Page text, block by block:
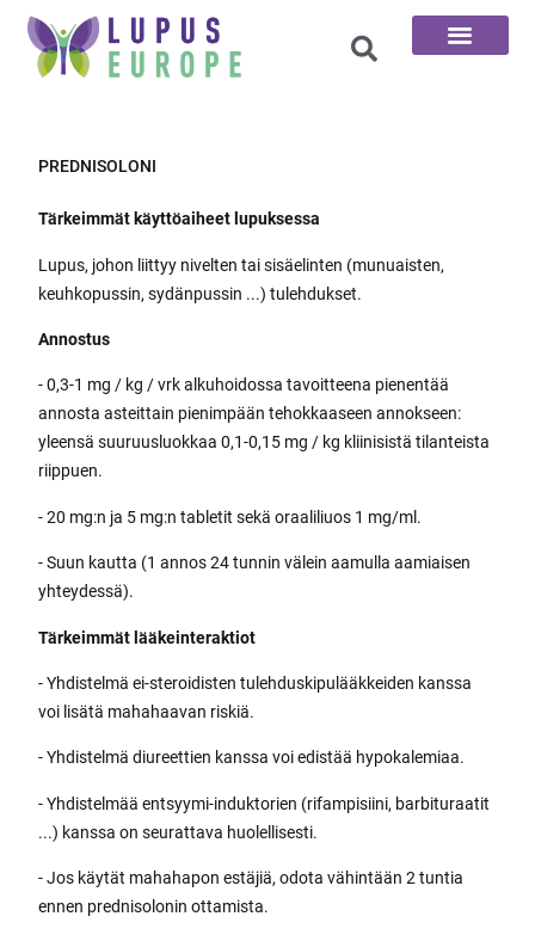
PREDNISOLONI
Tärkeimmät käyttöaiheet lupuksessa
Lupus, johon liittyy nivelten tai sisäelinten (munuaisten,
keuhkopussin, sydänpussin ...) tulehdukset.
Annostus
- 0,3-1 mg / kg / vrk alkuhoidossa tavoitteena pienentää
annosta asteittain pienimpään tehokkaaseen annokseen:
yleensä suuruusluokkaa 0,1-0,15 mg / kg kliinisistä tilanteista
riippuen.
- 20 mg:n ja 5 mg:n tabletit sekä oraaliliuos 1 mg/ml.
- Suun kautta (1 annos 24 tunnin välein aamulla aamiaisen
yhteydessä).
Tärkeimmät lääkeinteraktiot
- Yhdistelmä ei-steroidisten tulehduskipulääkkeiden kanssa
voi lisätä mahahaavan riskiä.
- Yhdistelmä diureettien kanssa voi edistää hypokalemiaa.
- Yhdistelmää entsyymi-induktorien (rifampisiini, barbituraatit
...) kanssa on seurattava huolellisesti.
- Jos käytät mahahapon estäjiä, odota vähintään 2 tuntia
ennen prednisolonin ottamista.